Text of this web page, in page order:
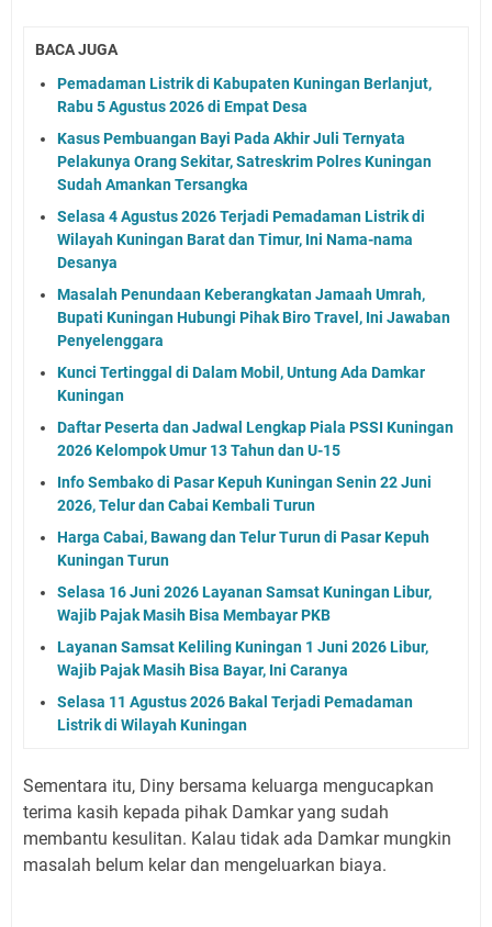
BACA JUGA
Pemadaman Listrik di Kabupaten Kuningan Berlanjut,
Rabu 5 Agustus 2026 di Empat Desa
Kasus Pembuangan Bayi Pada Akhir Juli Ternyata
Pelakunya Orang Sekitar, Satreskrim Polres Kuningan
Sudah Amankan Tersangka
Selasa 4 Agustus 2026 Terjadi Pemadaman Listrik di
Wilayah Kuningan Barat dan Timur, Ini Nama-nama
Desanya
Masalah Penundaan Keberangkatan Jamaah Umrah,
Bupati Kuningan Hubungi Pihak Biro Travel, Ini Jawaban
Penyelenggara
Kunci Tertinggal di Dalam Mobil, Untung Ada Damkar
Kuningan
Daftar Peserta dan Jadwal Lengkap Piala PSSI Kuningan
2026 Kelompok Umur 13 Tahun dan U-15
Info Sembako di Pasar Kepuh Kuningan Senin 22 Juni
2026, Telur dan Cabai Kembali Turun
Harga Cabai, Bawang dan Telur Turun di Pasar Kepuh
Kuningan Turun
Selasa 16 Juni 2026 Layanan Samsat Kuningan Libur,
Wajib Pajak Masih Bisa Membayar PKB
Layanan Samsat Keliling Kuningan 1 Juni 2026 Libur,
Wajib Pajak Masih Bisa Bayar, Ini Caranya
Selasa 11 Agustus 2026 Bakal Terjadi Pemadaman
Listrik di Wilayah Kuningan
Sementara itu, Diny bersama keluarga mengucapkan
terima kasih kepada pihak Damkar yang sudah
membantu kesulitan. Kalau tidak ada Damkar mungkin
masalah belum kelar dan mengeluarkan biaya.